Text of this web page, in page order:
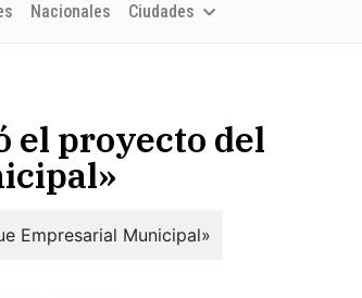
Nacionales Ciudades
el proyecto del